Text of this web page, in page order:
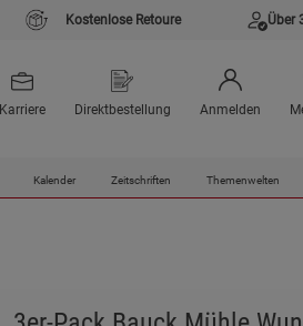
Kostenlose Retoure Über
Karriere Direktbestellung Anmelden
Kalender Zeitschriften Themenwelten